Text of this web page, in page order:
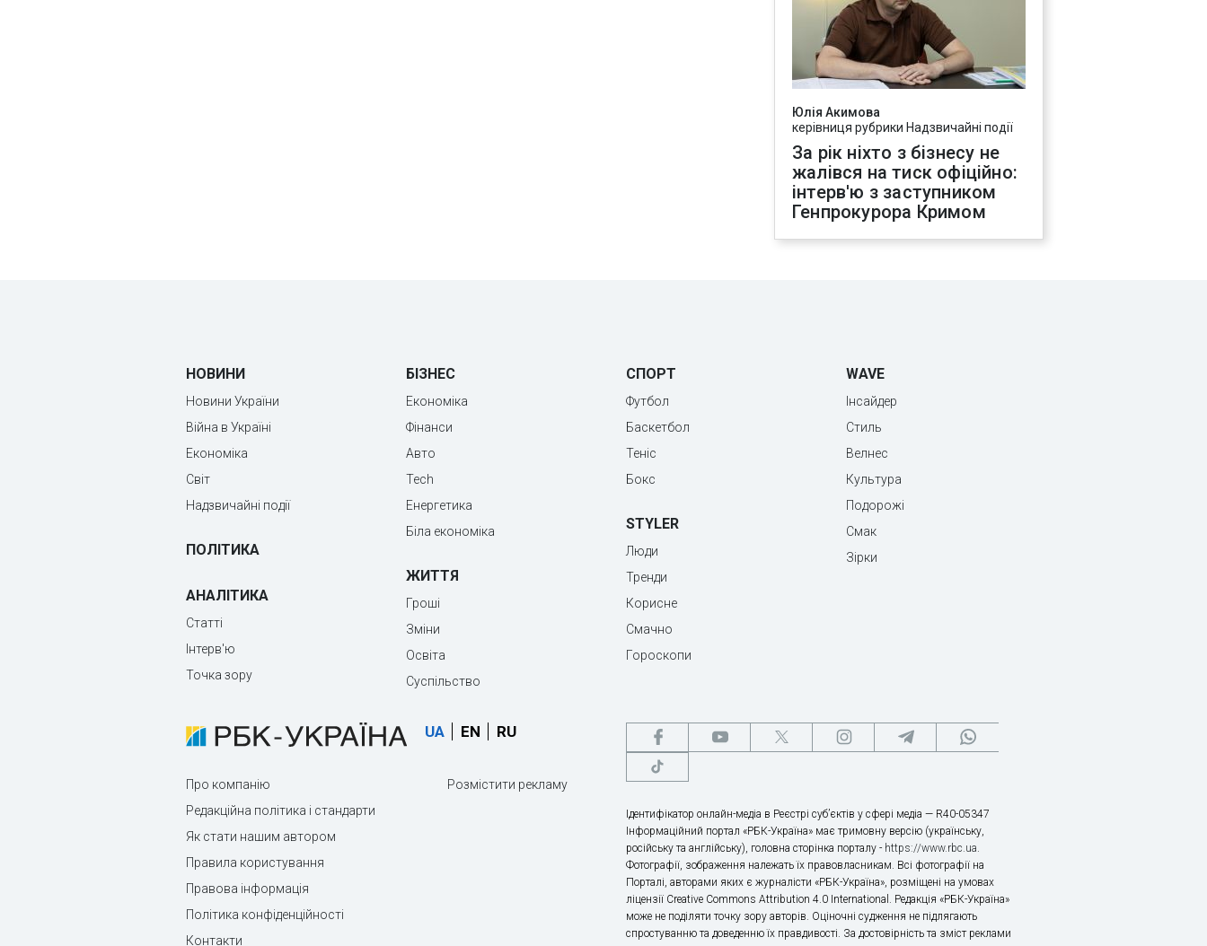
Юлія Акимова
керівниця рубрики Надзвичайні події
За рік ніхто з бізнесу не
жалівся на тиск офіційно:
інтерв'ю з заступником
Генпрокурора Кримом
НОВИНИ
Новини України
Війна в Україні
Економіка
Світ
Надзвичайні події
ПОЛІТИКА
АНАЛІТИКА
Статті
Інтерв'ю
Точка зору
БІЗНЕС
Економіка
Фінанси
Авто
Tech
Енергетика
Біла економіка
ЖИТТЯ
Гроші
Зміни
Освіта
Суспільство
СПОРТ
Футбол
Баскетбол
Теніс
Бокс
STYLER
Люди
Тренди
Корисне
Смачно
Гороскопи
WAVE
Інсайдер
Стиль
Велнес
Культура
Подорожі
Смак
Зірки
UA EN RU
Про компанію
Редакційна політика і стандарти
Як стати нашим автором
Правила користування
Правова інформація
Політика конфіденційності
Контакти
Розмістити рекламу
Ідентифікатор онлайн-медіа в Реєстрі суб’єктів у сфері медіа — R40-05347
Інформаційний портал «РБК-Україна» має тримовну версію (українську,
російську та англійську), головна сторінка порталу - https://www.rbc.ua.
Фотографії, зображення належать їх правовласникам. Всі фотографії на
Порталі, авторами яких є журналісти «РБК-Україна», розміщені на умовах
ліцензії Creative Commons Attribution 4.0 International. Редакція «РБК-Україна»
може не поділяти точку зору авторів. Оціночні судження не підлягають
спростуванню та доведенню їх правдивості. За достовірність та зміст реклами